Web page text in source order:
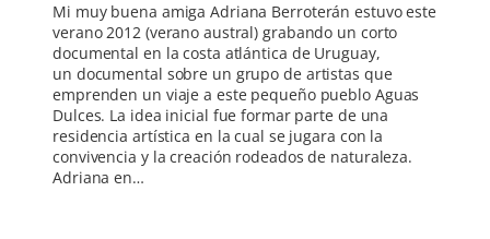
Mi muy buena amiga Adriana Berroterán estuvo este
verano 2012 (verano austral) grabando un corto
documental en la costa atlántica de Uruguay,
un documental sobre un grupo de artistas que
emprenden un viaje a este pequeño pueblo Aguas
Dulces. La idea inicial fue formar parte de una
residencia artística en la cual se jugara con la
convivencia y la creación rodeados de naturaleza.
Adriana en…